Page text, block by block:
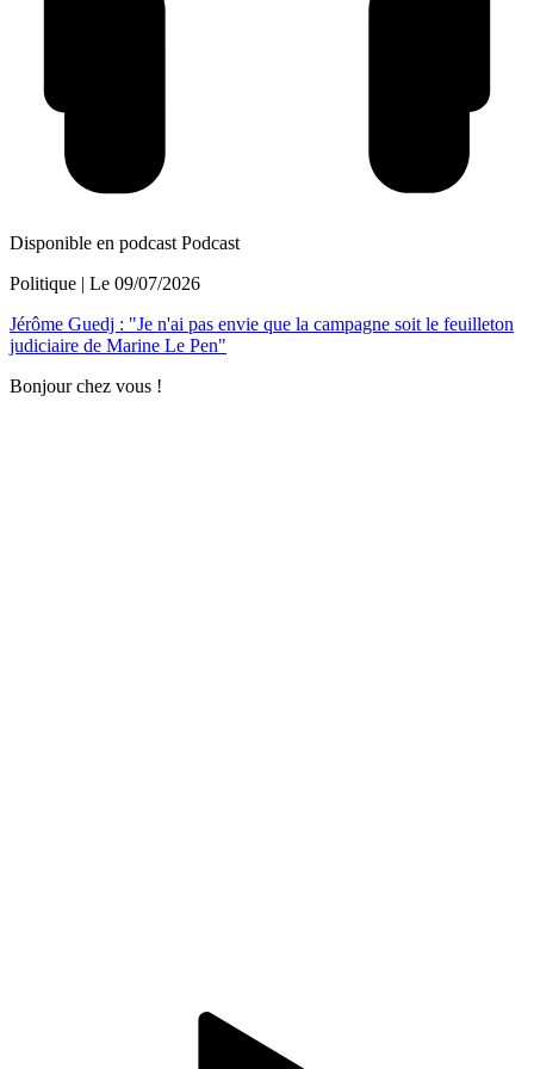
Disponible en podcast Podcast
Politique | Le 09/07/2026
Jérôme Guedj : "Je n'ai pas envie que la campagne soit le feuilleton
judiciaire de Marine Le Pen"
Bonjour chez vous !